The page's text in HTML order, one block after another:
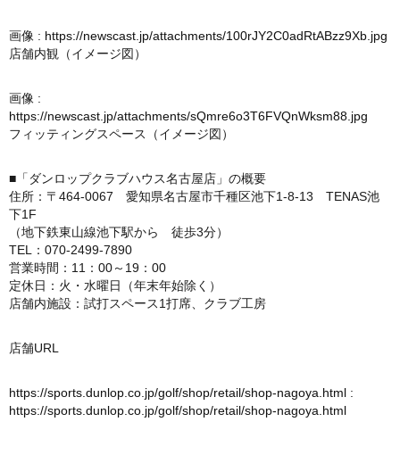
画像 : https://newscast.jp/attachments/100rJY2C0adRtABzz9Xb.jpg
店舗内観（イメージ図）
画像 :
https://newscast.jp/attachments/sQmre6o3T6FVQnWksm88.jpg
フィッティングスペース（イメージ図）
■「ダンロップクラブハウス名古屋店」の概要
住所：〒464-0067 愛知県名古屋市千種区池下1-8-13 TENAS池
下1F
（地下鉄東山線池下駅から 徒歩3分）
TEL：070-2499-7890
営業時間：11：00～19：00
定休日：火・水曜日（年末年始除く）
店舗内施設：試打スペース1打席、クラブ工房
店舗URL
https://sports.dunlop.co.jp/golf/shop/retail/shop-nagoya.html :
https://sports.dunlop.co.jp/golf/shop/retail/shop-nagoya.html